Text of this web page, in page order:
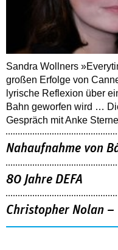
Sandra Wollners
großen Erfolge von
lyrische Reflexion über
Bahn geworfen wird …
Gespräch mit Anke
Nahaufnahme von
80 Jahre DEFA
Christopher Nolan